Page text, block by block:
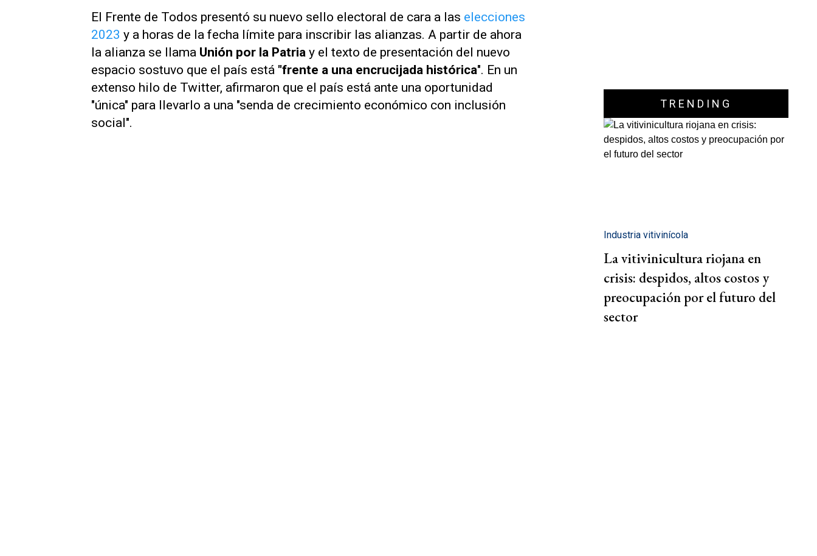
El Frente de Todos presentó su nuevo sello electoral de cara a las elecciones
2023 y a horas de la fecha límite para inscribir las alianzas. A partir de ahora
la alianza se llama Unión por la Patria y el texto de presentación del nuevo
espacio sostuvo que el país está "frente a una encrucijada histórica". En un
extenso hilo de Twitter, afirmaron que el país está ante una oportunidad
"única" para llevarlo a una "senda de crecimiento económico con inclusión
social".
TRENDING
Industria vitivinícola
La vitivinicultura riojana en
crisis: despidos, altos costos y
preocupación por el futuro del
sector